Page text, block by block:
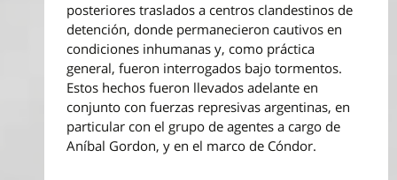
posteriores traslados a centros clandestinos de
detención, donde permanecieron cautivos en
condiciones inhumanas y, como práctica
general, fueron interrogados bajo tormentos.
Estos hechos fueron llevados adelante en
conjunto con fuerzas represivas argentinas, en
particular con el grupo de agentes a cargo de
Aníbal Gordon, y en el marco de Cóndor.